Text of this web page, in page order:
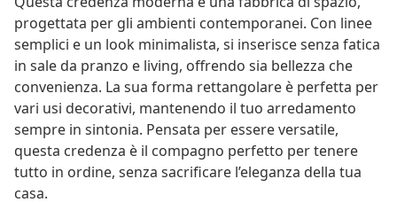
progettata per gli ambienti contemporanei. Con linee
semplici e un look minimalista, si inserisce senza fatica
in sale da pranzo e living, offrendo sia bellezza che
convenienza. La sua forma rettangolare è perfetta per
vari usi decorativi, mantenendo il tuo arredamento
sempre in sintonia. Pensata per essere versatile,
questa credenza è il compagno perfetto per tenere
tutto in ordine, senza sacrificare l’eleganza della tua
casa.